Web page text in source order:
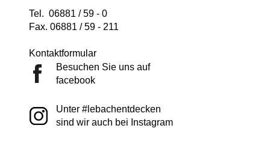
Tel. 06881 / 59 - 0
Fax. 06881 / 59 - 211
Kontaktformular
Besuchen Sie uns auf
facebook
Unter #lebachentdecken
sind wir auch bei Instagram